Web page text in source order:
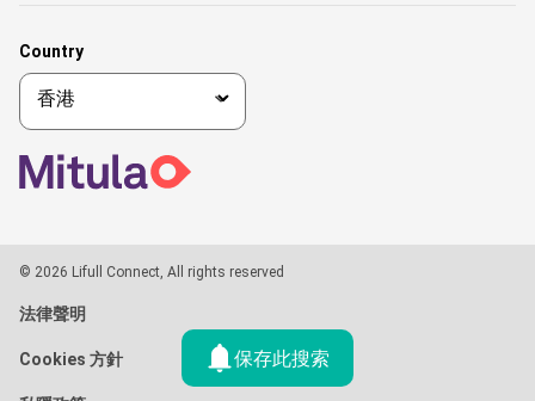
保存此搜索
Country
© 2026 Lifull Connect, All rights reserved
法律聲明
Cookies 方針